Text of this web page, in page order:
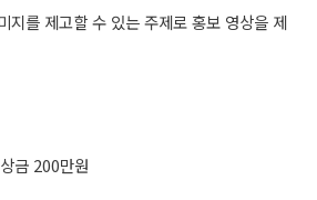
지를 제고할 수 있는 주제로 홍보 영상을 제
금 200만원